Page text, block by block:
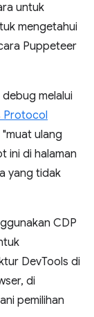
untuk
mengetahui
Puppeteer
melalui
Protocol
ulang
ini di halaman
yang tidak
CDP
DevTools di
di
pemilihan